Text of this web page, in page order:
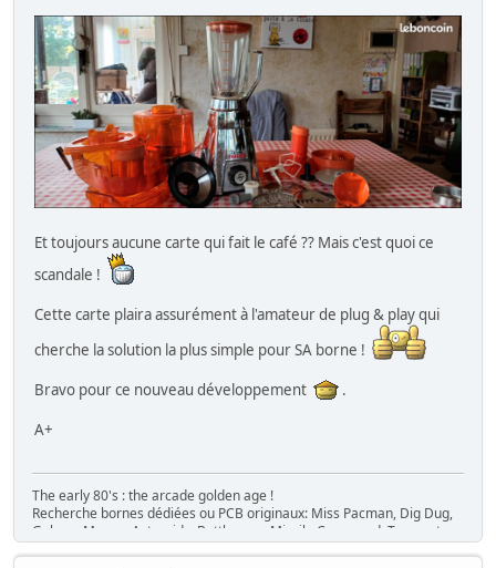
Et toujours aucune carte qui fait le café ?? Mais c'est quoi ce
scandale !
Cette carte plaira assurément à l'amateur de plug & play qui
cherche la solution la plus simple pour SA borne !
Bravo pour ce nouveau développement
.
A+
The early 80's : the arcade golden age !
Recherche bornes dédiées ou PCB originaux: Miss Pacman, Dig Dug,
Galaga, Mappy, Asteroids, Battlezone, Missile Command, Tempest,
Star Wars, Donkey Kong (+ Jr), Mario Bros, Moon Patrol, Defender,